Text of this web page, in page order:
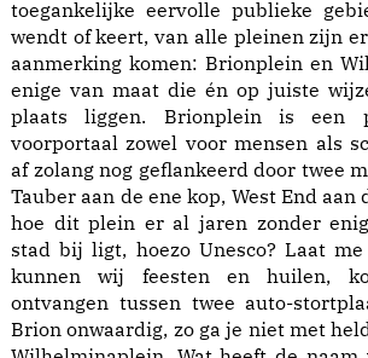
toegankelijke eervolle publieke
wendt of keert, van alle pleinen zijn
aanmerking komen: Brionplein en
enige van maat die én op juiste
plaats liggen. Brionplein is een
voorportaal zowel voor mensen als
af zolang nog geflankeerd door twee
Tauber aan de ene kop, West End aan
hoe dit plein er al jaren zonder
stad bij ligt, hoezo Unesco? Laat
kunnen wij feesten en huilen,
ontvangen tussen twee auto-
Brion onwaardig, zo ga je niet met